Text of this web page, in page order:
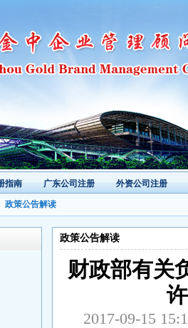
指南 广东公司注册 外资公司注册
政策公告解读
政策公告解读
财政部有关
2017-09-15